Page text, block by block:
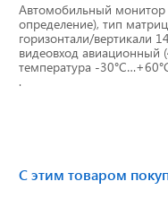
Датчики уровня
Блоки СКЗИ
Автомобильный монитор
определение), тип
горизонтали/вертикали
видеовход авиационный
температура -
.
С этим товаром